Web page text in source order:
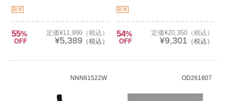
取寄
55%
OFF
定価¥11,990（税込）
¥5,389 （税込）
取寄
54%
OFF
定価¥20,350（税込）
¥9,301 （税込）
NNN61522W OD261807